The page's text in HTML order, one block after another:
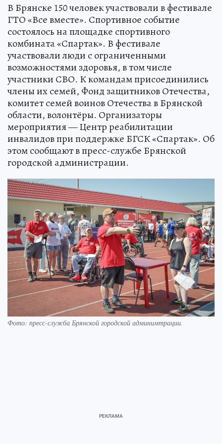
В Брянске 150 человек участвовали в фестивале
ГТО «Все вместе». Спортивное событие
состоялось на площадке спортивного
комбината «Спартак». В фестивале
участвовали люди с ограниченными
возможностями здоровья, в том числе
участники СВО. К командам присоединились
члены их семей, Фонд защитников Отечества,
комитет семей воинов Отечества в Брянской
области, волонтёры. Организаторы
мероприятия — Центр реабилитации
инвалидов при поддержке БГСК «Спартак». Об
этом сообщают в пресс-службе Брянской
городской администрации.
Фото: пресс-служба Брянской городской админимтрации.